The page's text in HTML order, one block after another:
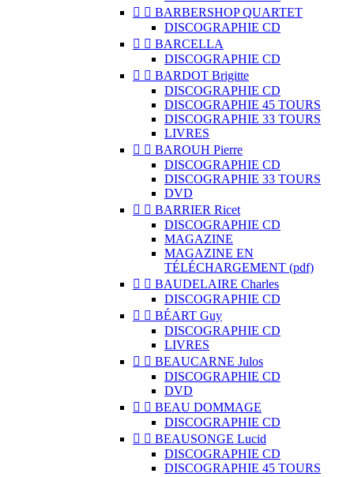
  BARBERSHOP QUARTET
DISCOGRAPHIE CD
  BARCELLA
DISCOGRAPHIE CD
  BARDOT Brigitte
DISCOGRAPHIE CD
DISCOGRAPHIE 45 TOURS
DISCOGRAPHIE 33 TOURS
LIVRES
  BAROUH Pierre
DISCOGRAPHIE CD
DISCOGRAPHIE 33 TOURS
DVD
  BARRIER Ricet
DISCOGRAPHIE CD
MAGAZINE
MAGAZINE EN
TÉLÉCHARGEMENT (pdf)
  BAUDELAIRE Charles
DISCOGRAPHIE CD
  BÉART Guy
DISCOGRAPHIE CD
LIVRES
  BEAUCARNE Julos
DISCOGRAPHIE CD
DVD
  BEAU DOMMAGE
DISCOGRAPHIE CD
  BEAUSONGE Lucid
DISCOGRAPHIE CD
DISCOGRAPHIE 45 TOURS